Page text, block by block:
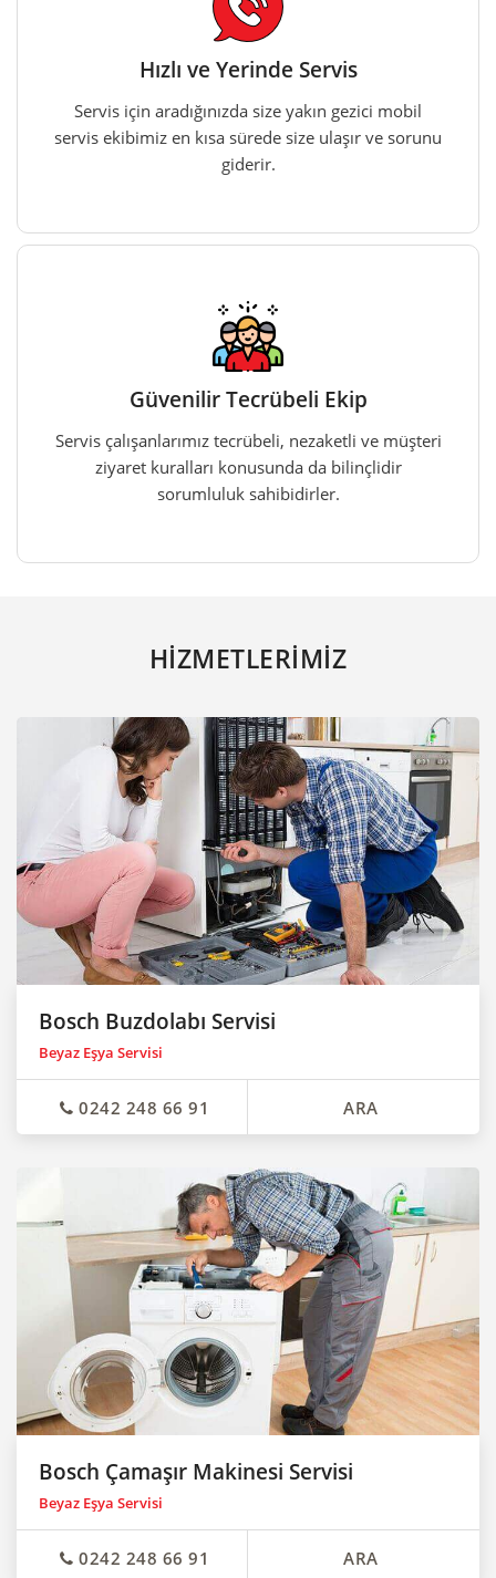
Hızlı ve Yerinde Servis
Servis için aradığınızda size yakın gezici mobil
servis ekibimiz en kısa sürede size ulaşır ve sorunu
giderir.
Güvenilir Tecrübeli Ekip
Servis çalışanlarımız tecrübeli, nezaketli ve müşteri
ziyaret kuralları konusunda da bilinçlidir
sorumluluk sahibidirler.
HİZMETLERİMİZ
Bosch Buzdolabı Servisi
Beyaz Eşya Servisi
0242 248 66 91 ARA
Bosch Çamaşır Makinesi Servisi
Beyaz Eşya Servisi
0242 248 66 91 ARA